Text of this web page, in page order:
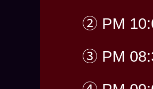
② PM
③ PM